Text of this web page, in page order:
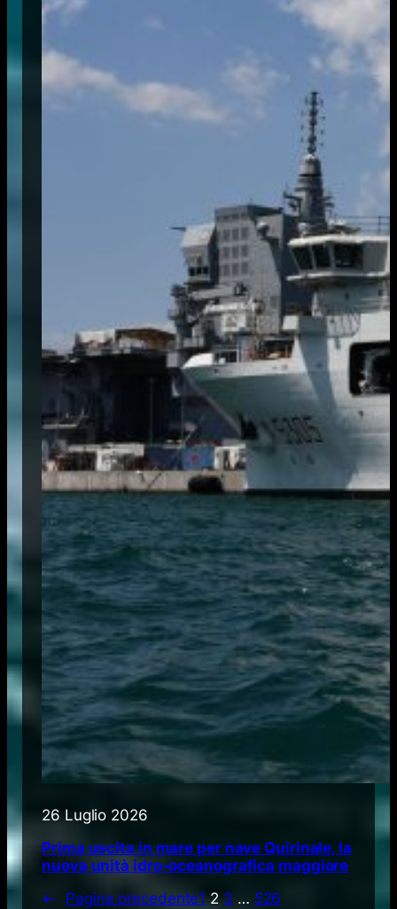
26 Luglio 2026
Prima uscita in mare per nave Quirinale, la
nuova unità idro-oceanografica maggiore
←
Pagina precedente1 2 3 … 526